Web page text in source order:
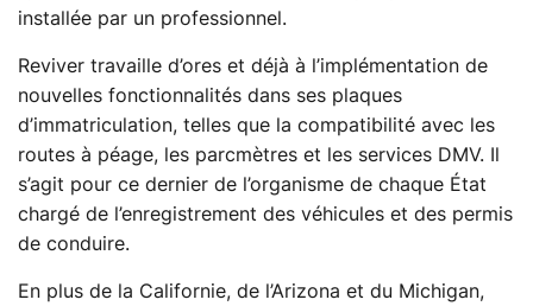
installée par un professionnel.
Reviver travaille d’ores et déjà à l’implémentation de
nouvelles fonctionnalités dans ses plaques
d’immatriculation, telles que la compatibilité avec les
routes à péage, les parcmètres et les services DMV. Il
s’agit pour ce dernier de l’organisme de chaque État
chargé de l’enregistrement des véhicules et des permis
de conduire.
En plus de la Californie, de l’Arizona et du Michigan,